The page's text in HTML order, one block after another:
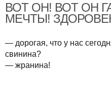
ВОТ ОН! ВОТ ОН
МЕЧТЫ!
— дорогая, что у нас
свинина?
— жранина!